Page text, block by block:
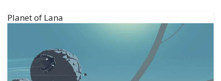
Planet of Lana